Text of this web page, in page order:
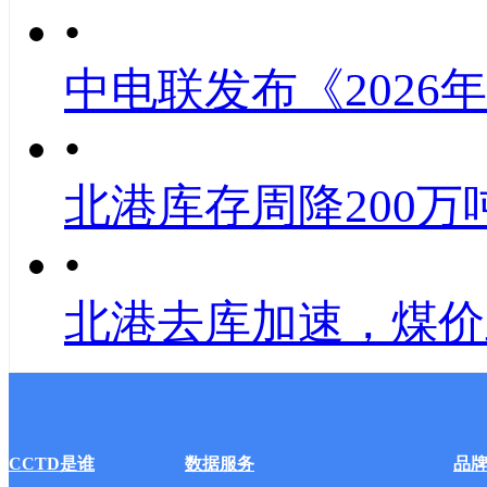
•
中电联发布《2026
•
北港库存周降200万
•
北港去库加速，煤
CCTD是谁 数据服务 品